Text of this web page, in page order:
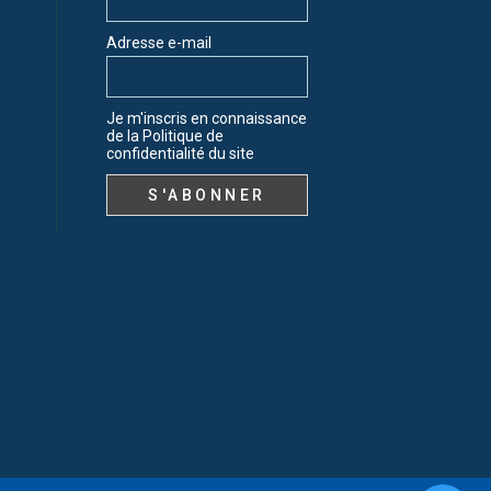
Adresse e-mail
Je m'inscris en connaissance
de la Politique de
confidentialité du site